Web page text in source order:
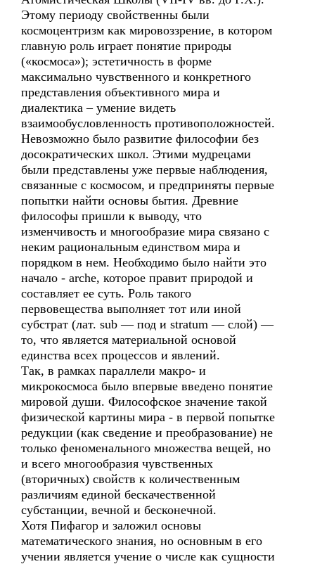
Этому периоду свойственны были
космоцентризм как мировоззрение, в котором
главную роль играет понятие природы
(«космоса»); эстетичность в форме
максимально чувственного и конкретного
представления объективного мира и
диалектика – умение видеть
взаимообусловленность противоположностей.
Невозможно было развитие философии без
досократических школ. Этими мудрецами
были представлены уже первые наблюдения,
связанные с космосом, и предприняты первые
попытки найти основы бытия. Древние
философы пришли к выводу, что
изменчивость и многообразие мира связано с
неким рациональным единством мира и
порядком в нем. Необходимо было найти это
начало - arche, которое правит природой и
составляет ее суть. Роль такого
первовещества выполняет тот или иной
субстрат (лат. sub — под и stratum — слой) —
то, что является материальной основой
единства всех процессов и явлений.
Так, в рамках параллели макро- и
микрокосмоса было впервые введено понятие
мировой души. Философское значение такой
физической картины мира - в первой попытке
редукции (как сведение и преобразование) не
только феноменального множества вещей, но
и всего многообразия чувственных
(вторичных) свойств к количественным
различиям единой бескачественной
субстанции, вечной и бесконечной.
Хотя Пифагор и заложил основы
математического знания, но основным в его
учении является учение о числе как сущности